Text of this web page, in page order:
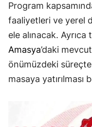
Program
faaliyetleri ve yerel
ele alınacak.
Amasya’daki
önümüzdeki
masaya yatırılması